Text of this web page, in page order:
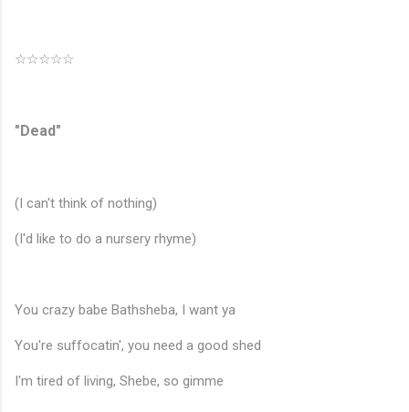
☆☆☆☆☆
"Dead"
(I can't think of nothing)
(I'd like to do a nursery rhyme)
You crazy babe Bathsheba, I want ya
You're suffocatin', you need a good shed
I'm tired of living, Shebe, so gimme